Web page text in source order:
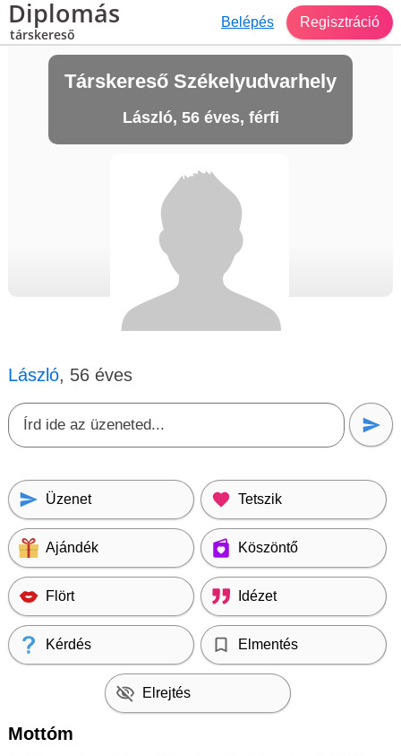
Diplomás
társkereső
Belépés Regisztráció
Társkereső Székelyudvarhely
László, 56 éves, férfi
László, 56 éves
Üzenet Tetszik
Ajándék Köszöntő
Flört Idézet
Kérdés Elmentés
Elrejtés
Mottóm